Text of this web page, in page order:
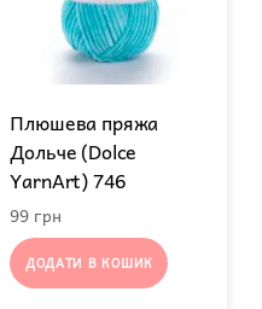
Плюшева пряжа
Дольче (Dolce
YarnArt) 746
99 грн
ДОДАТИ В КОШИК